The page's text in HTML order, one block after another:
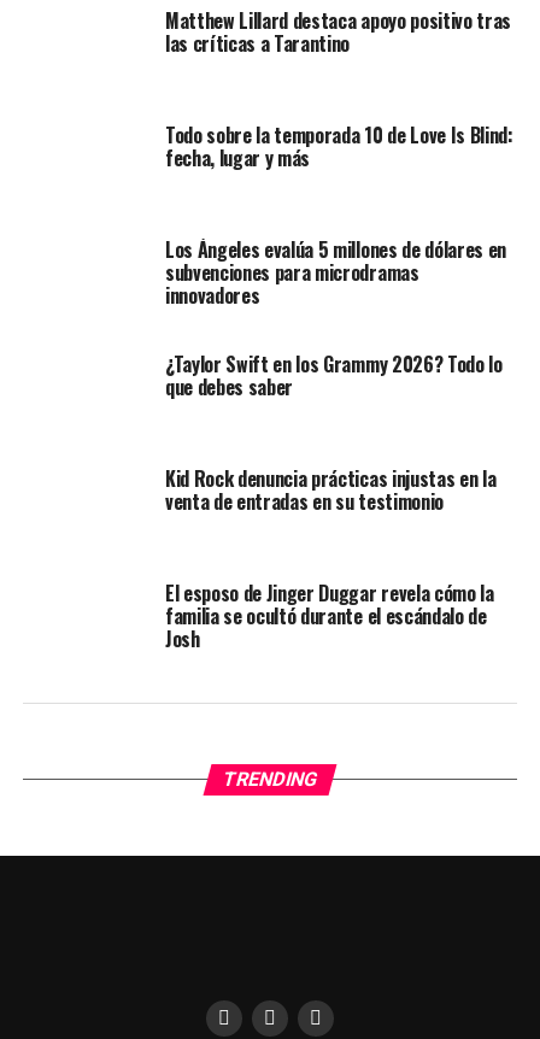
Matthew Lillard destaca apoyo positivo tras
las críticas a Tarantino
Todo sobre la temporada 10 de Love Is Blind:
fecha, lugar y más
Los Ángeles evalúa 5 millones de dólares en
subvenciones para microdramas
innovadores
¿Taylor Swift en los Grammy 2026? Todo lo
que debes saber
Kid Rock denuncia prácticas injustas en la
venta de entradas en su testimonio
El esposo de Jinger Duggar revela cómo la
familia se ocultó durante el escándalo de
Josh
TRENDING